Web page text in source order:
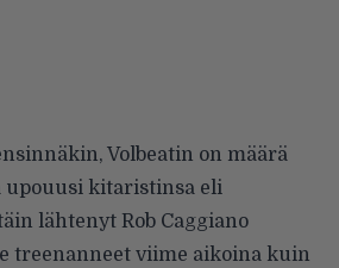
Volbeatin on määrä
upouusi kitaristinsa eli
lähtenyt Rob Caggiano
treenanneet viime aikoina kuin